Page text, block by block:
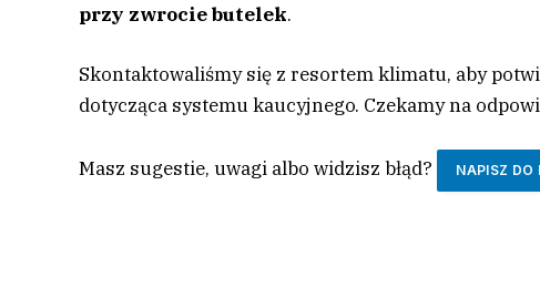
przy zwrocie butelek.
Skontaktowaliśmy się z resortem klimatu, aby
dotycząca systemu kaucyjnego. Czekamy na
Masz sugestie, uwagi albo widzisz błąd? NAPISZ DO